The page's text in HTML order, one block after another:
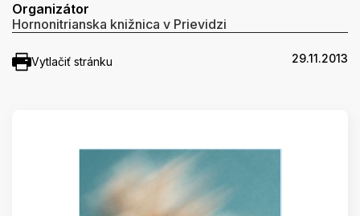
Organizátor
Hornonitrianska knižnica v Prievidzi
Vytlačiť stránku 29.11.2013